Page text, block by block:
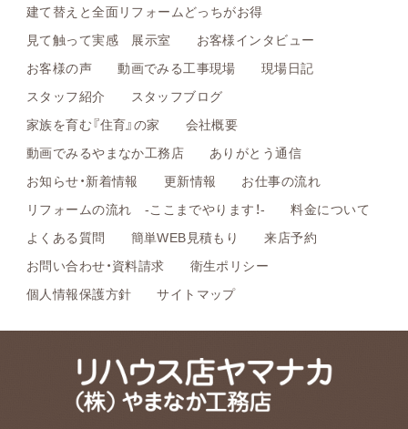
建て替えと全面リフォームどっちがお得
見て触って実感 展示室
お客様インタビュー
お客様の声
動画でみる工事現場
現場日記
スタッフ紹介
スタッフブログ
家族を育む『住育』の家
会社概要
動画でみるやまなか工務店
ありがとう通信
お知らせ・新着情報
更新情報
お仕事の流れ
リフォームの流れ -ここまでやります！-
料金について
よくある質問
簡単WEB見積もり
来店予約
お問い合わせ・資料請求
衛生ポリシー
個人情報保護方針
サイトマップ